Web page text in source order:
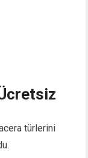
türlerini